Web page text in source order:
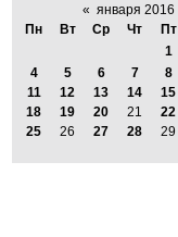
« января 2016
Пн
Вт Ср Чт Пт
1
4
5 6 7 8
11
12 13 14 15
18
19 20 21 22
25
26 27 28 29